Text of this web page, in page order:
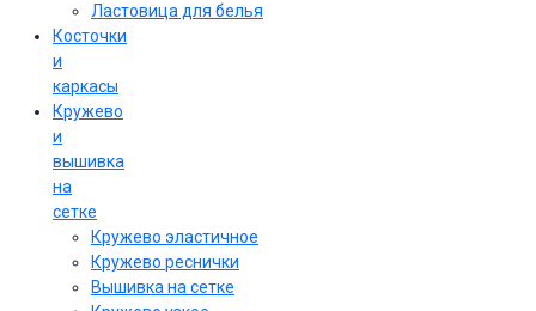
Ластовица для белья
Косточки
и
каркасы
Кружево
и
вышивка
на
сетке
Кружево эластичное
Кружево реснички
Вышивка на сетке